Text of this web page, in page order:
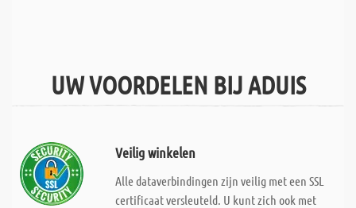
UW VOORDELEN BIJ ADUIS
Veilig winkelen
Alle dataverbindingen zijn veilig met een SSL
certificaat versleuteld. U kunt zich ook met